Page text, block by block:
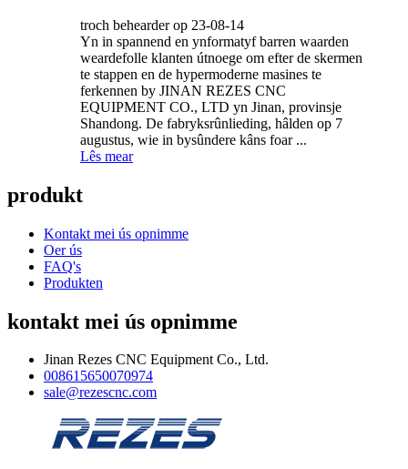
troch behearder op 23-08-14
Yn in spannend en ynformatyf barren waarden
weardefolle klanten útnoege om efter de skermen
te stappen en de hypermoderne masines te
ferkennen by JINAN REZES CNC
EQUIPMENT CO., LTD yn Jinan, provinsje
Shandong. De fabryksrûnlieding, hâlden op 7
augustus, wie in bysûndere kâns foar ...
Lês mear
produkt
Kontakt mei ús opnimme
Oer ús
FAQ's
Produkten
kontakt mei ús opnimme
Jinan Rezes CNC Equipment Co., Ltd.
008615650070974
sale@rezescnc.com